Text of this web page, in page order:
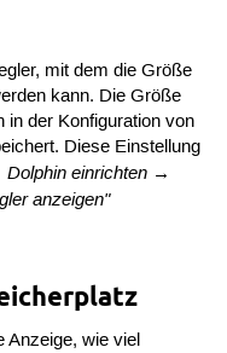
mit dem die Größe
kann. Die Größe
in der Konfiguration von
Diese Einstellung
einrichten →
anzeigen"
Anzeige, wie viel